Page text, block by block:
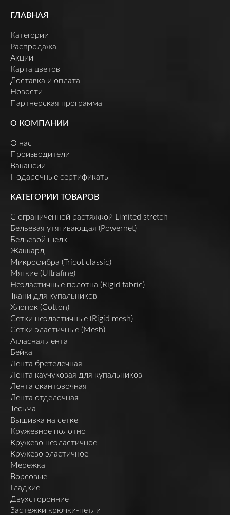
ГЛАВНАЯ
Категории
Распродажа
Акции
Карта цветов
Доставка и оплата
Новости
Партнерская программа
О КОМПАНИИ
О нас
Производители
Вакансии
Подарочные сертификаты
КАТЕГОРИИ ТОВАРОВ
C ограниченной растяжкой Limited stretch
Бельевая утягивающая (Powernet)
Бельевой шелк
Жаккард
Микрофибра (Tricot classic)
Мягкие (Ultrafine)
Неэластичные полотна (Rigid fabric)
Ткани для купальников
Хлопок (Cotton)
Сетки неэластичные (Rigid mesh)
Сетки эластичные (Mesh)
Атласная лента
Бейка
Лента бретелечная
Лента каучуковая для купальников
Лента окантовочная
Лента отделочная
Тесьма
Вышивка на сетке
Кружевное полотно
Кружево неэластичное
Кружево эластичное
Мережка
Ворсовые
Гладкие
Двухсторонние
Застежки крючки-петли